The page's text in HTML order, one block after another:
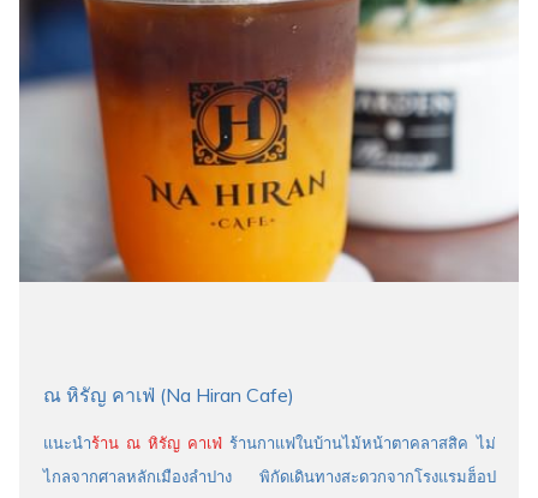
ณ หิรัญ คาเฟ่ (Na Hiran Cafe)
แนะนำร้าน ณ หิรัญ คาเฟ่ ร้านกาแฟในบ้านไม้หน้าตาคลาสสิค ไม่
ไกลจากศาลหลักเมืองลำปาง พิกัดเดินทางสะดวกจากโรงแรมฮ็อป